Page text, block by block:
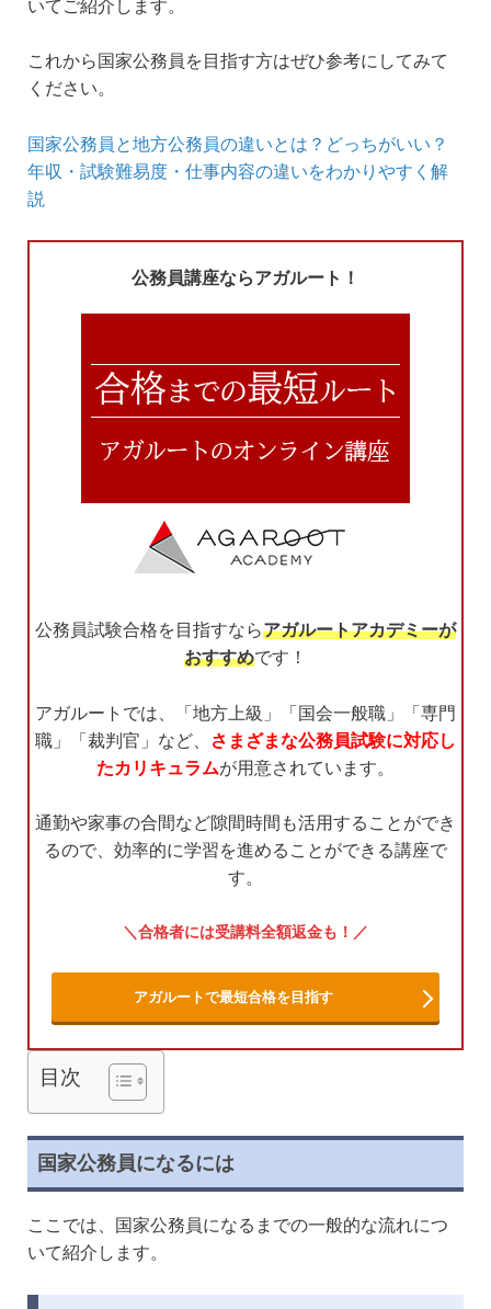
いてご紹介します。
これから国家公務員を目指す方はぜひ参考にしてみて
ください。
国家公務員と地方公務員の違いとは？どっちがいい？
年収・試験難易度・仕事内容の違いをわかりやすく解
説
公務員講座ならアガルート！
公務員試験合格を目指すならアガルートアカデミーが
おすすめです！
アガルートでは、「地方上級」「国会一般職」「専門
職」「裁判官」など、
さまざまな公務員試験に対応し
たカリキュラムが用意されています。
通勤や家事の合間など隙間時間も活用することができ
るので、効率的に学習を進めることができる講座で
す。
合格者には受講料全額返金も！
アガルートで最短合格を目指す
目次
国家公務員になるには
ここでは、国家公務員になるまでの一般的な流れにつ
いて紹介します。